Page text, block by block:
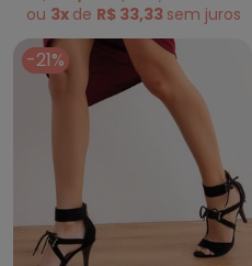
ou 3x de R$ 33,33 sem juros
-21%